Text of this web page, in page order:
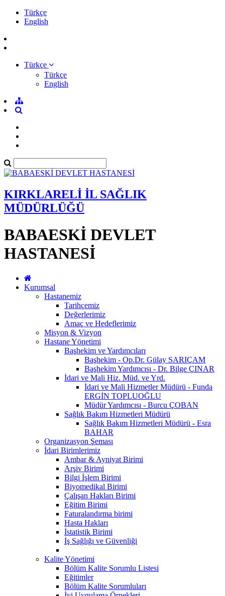
Türkçe
English
Türkçe
Türkçe
English
KIRKLARELİ İL SAĞLIK
MÜDÜRLÜĞÜ
BABAESKİ DEVLET
HASTANESİ
Kurumsal
Hastanemiz
Tarihçemiz
Değerlerimiz
Amaç ve Hedeflerimiz
Misyon & Vizyon
Hastane Yönetimi
Başhekim ve Yardımcıları
Başhekim - Op.Dr. Gülay SARIÇAM
Başhekim Yardımcısı - Dr. Bilge ÇINAR
İdari ve Mali Hiz. Müd. ve Yrd.
İdari ve Mali Hizmetler Müdürü - Funda
ERGİN TOPLUOĞLU
Müdür Yardımcısı - Burcu ÇOBAN
Sağlık Bakım Hizmetleri Müdürü
Sağlık Bakım Hizmetleri Müdürü - Esra
BAHAR
Organizasyon Şeması
İdari Birimlerimiz
Ambar & Ayniyat Birimi
Arşiv Birimi
Bilgi İşlem Birimi
Biyomedikal Birimi
Çalışan Hakları Birimi
Eğitim Birimi
Faturalandırma birimi
Hasta Hakları
İstatistik Birimi
İş Sağlığı ve Güvenliği
Kalite Yönetimi
Bölüm Kalite Sorumlu Listesi
Eğitimler
Bölüm Kalite Sorumluları